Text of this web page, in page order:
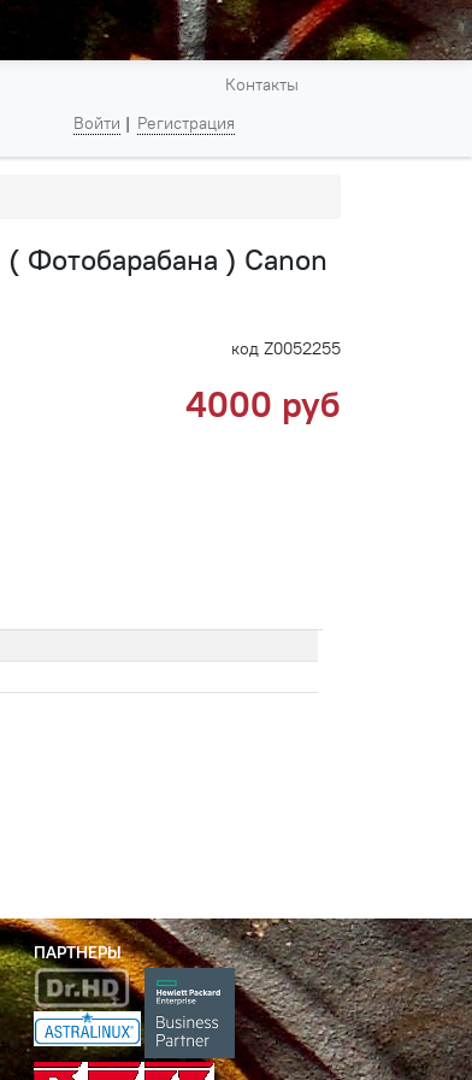
Контакты
Войти
Регистрация
Фотобарабана ) Canon
код Z0052255
4000 руб
ПАРТНЕРЫ